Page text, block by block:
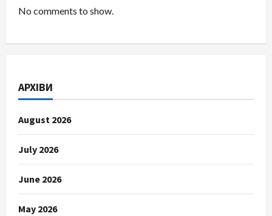
No comments to show.
АРХІВИ
August 2026
July 2026
June 2026
May 2026